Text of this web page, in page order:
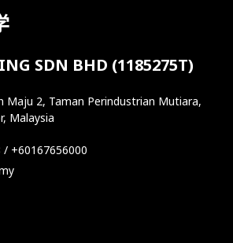
SDN BHD (1185275T)
Maju 2, Taman Perindustrian Mutiara,
Malaysia
/ +60167656000